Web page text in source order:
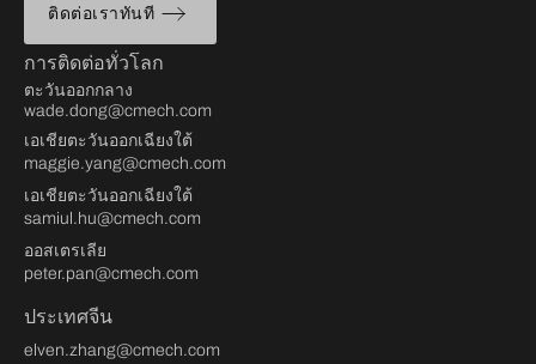
ติดต่อเราทันที
การติดต่อทั่วโลก
ตะวันออกกลาง
wade.dong@cmech.com
เอเชียตะวันออกเฉียงใต้
maggie.yang@cmech.com
เอเชียตะวันออกเฉียงใต้
samiul.hu@cmech.com
ออสเตรเลีย
peter.pan@cmech.com
ประเทศจีน
elven.zhang@cmech.com